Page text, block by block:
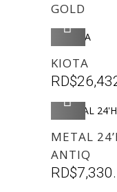
GOLD
KIOTA
RD$
METAL
ANTIQ
RD$